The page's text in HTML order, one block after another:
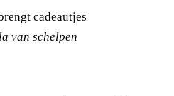
van schelpen